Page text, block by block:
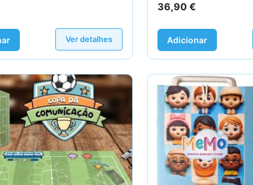
Ver detalhes
36,90 €
Adicionar